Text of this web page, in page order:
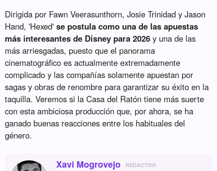
Dirigida por Fawn Veerasunthorn, Josie Trinidad y Jason
Hand, 'Hexed'se postula como una de las apuestas
más interesantes de Disney para 2026 y una de las
más arriesgadas, puesto que el panorama
cinematográfico es actualmente extremadamente
complicado y las compañías solamente apuestan por
sagas y obras de renombre para garantizar su éxito en la
taquilla. Veremos si la Casa del Ratón tiene más suerte
con esta ambiciosa producción que, por ahora, se ha
ganado buenas reacciones entre los habituales del
género.
Xavi Mogrovejo REDACTOR